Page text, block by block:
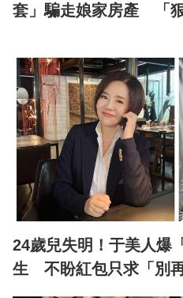
套」騙走娘家房產 「
24歲兒失明！于美人爆
生 不盼紅包只求「別再